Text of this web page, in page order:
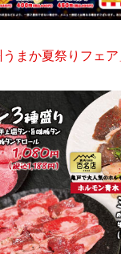
うまか夏祭りフェア